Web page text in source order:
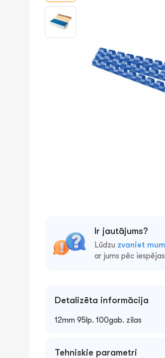
Ir jautājums?
Lūdzu zvaniet
ar jums pēc
Detalizēta informācija
12mm 95lp. 100gab. zilas
Tehniskie parametri